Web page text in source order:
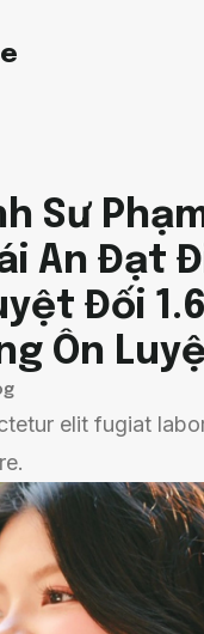
Sư
An Đạt
Đối
Ôn
elit fugiat